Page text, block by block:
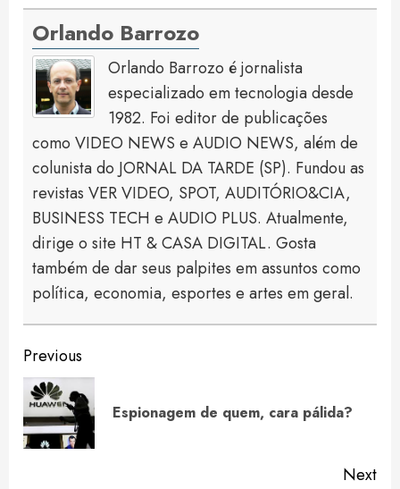
Orlando Barrozo
Orlando Barrozo é jornalista
especializado em tecnologia desde
1982. Foi editor de publicações
como VIDEO NEWS e AUDIO NEWS, além de
colunista do JORNAL DA TARDE (SP). Fundou as
revistas VER VIDEO, SPOT, AUDITÓRIO&CIA,
BUSINESS TECH e AUDIO PLUS. Atualmente,
dirige o site HT & CASA DIGITAL. Gosta
também de dar seus palpites em assuntos como
política, economia, esportes e artes em geral.
Continue
Reading
Previous
Espionagem de quem, cara pálida?
Next